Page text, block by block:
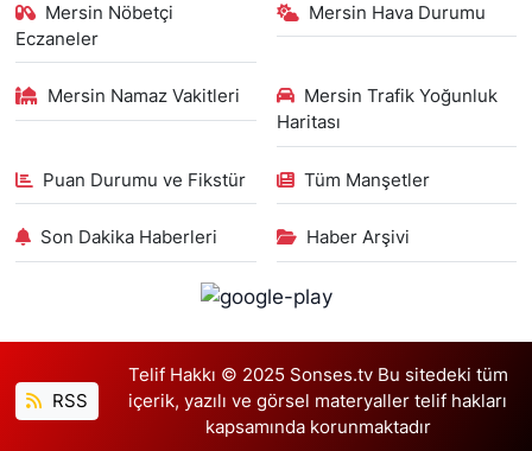
Mersin Nöbetçi
Eczaneler
Mersin Hava Durumu
Mersin Namaz Vakitleri
Mersin Trafik Yoğunluk
Haritası
Puan Durumu ve Fikstür Tüm Manşetler
Son Dakika Haberleri Haber Arşivi
RSS
Telif Hakkı © 2025 Sonses.tv Bu sitedeki tüm
içerik, yazılı ve görsel materyaller telif hakları
kapsamında korunmaktadır